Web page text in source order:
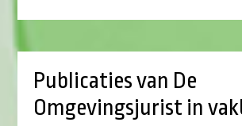
Publicaties van De
Omgevingsjurist in